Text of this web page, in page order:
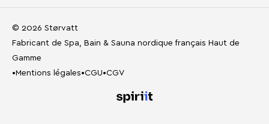
© 2026 Størvatt
Fabricant de Spa, Bain & Sauna nordique français Haut de
Gamme
•Mentions légales•CGU•CGV